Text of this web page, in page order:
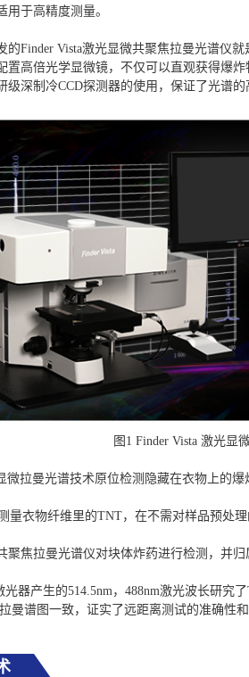
于高精度测量。
的Finder Vista激光显微共聚焦拉曼光谱仪
置高倍光学显微镜，不仅可以直观获得爆
深制冷CCD探测器的使用，保证了光谱
图1 Finder Vista 激光显
微拉曼光谱技术原位检测隐藏在衣物上的
量衣物纤维里的TNT，在不需对样品预处
聚焦拉曼光谱仪对块体炸药进行检测，并
光器产生的514.5nm，488nm激光波长研
曼谱图一致，证实了远距离测试的准确性和